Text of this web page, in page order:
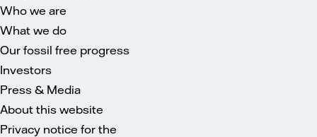
Who we are
What we do
Our fossil free progress
Investors
Press & Media
About this website
Privacy notice for the